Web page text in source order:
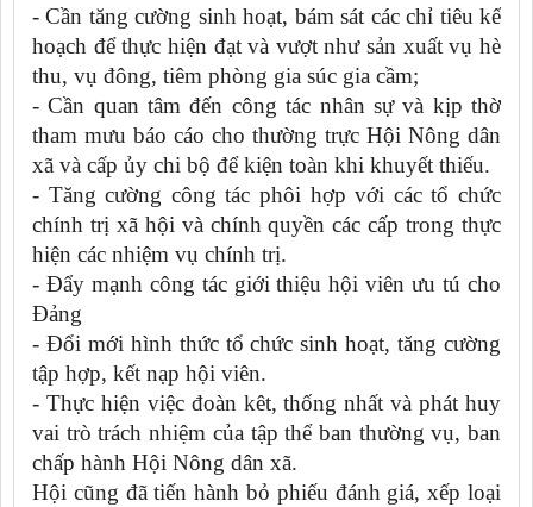
- Cần tăng cường sinh hoạt, bám sát các chỉ tiêu kế
hoạch để thực hiện đạt và vượt như sản xuất vụ hè
thu, vụ đông, tiêm phòng gia súc gia cầm;
- Cần quan tâm đến công tác nhân sự và kịp thờ
tham mưu báo cáo cho thường trực Hội Nông dân
xã và cấp ủy chi bộ để kiện toàn khi khuyết thiếu.
- Tăng cường công tác phôi hợp với các tổ chức
chính trị xã hội và chính quyền các cấp trong thực
hiện các nhiệm vụ chính trị.
- Đẩy mạnh công tác giới thiệu hội viên ưu tú cho
Đảng
- Đổi mới hình thức tổ chức sinh hoạt, tăng cường
tập hợp, kết nạp hội viên.
- Thực hiện việc đoàn kêt, thống nhất và phát huy
vai trò trách nhiệm của tập thể ban thường vụ, ban
chấp hành Hội Nông dân xã.
Hội cũng đã tiến hành bỏ phiếu đánh giá, xếp loại